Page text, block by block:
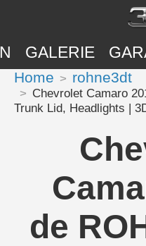
GALERIE
Home rohne3dt
Chevrolet Camaro
Trunk Lid, Headlights |
de